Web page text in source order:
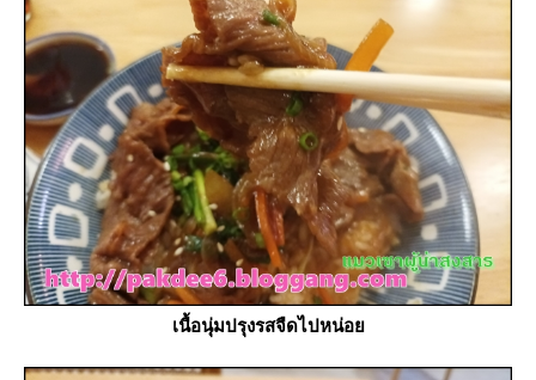
เนื้อนุ่มปรุงรสจืดไปหน่อ